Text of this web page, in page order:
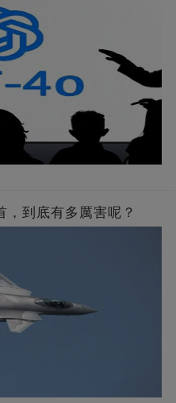
，到底有多厲害呢？